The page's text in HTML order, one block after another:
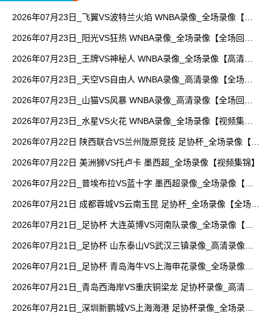
2026年07月23日_飞翼VS波特兰火焰 WNBA录像_全场录像【视
2026年07月23日_阳光VS狂热 WNBA录像_全场录像【全场回
2026年07月23日_王牌VS神秘人 WNBA录像_全场录像【高清回
2026年07月23日_天空VS自由人 WNBA录像_高清录像【全场回
2026年07月23日_山猫VS风暴 WNBA录像_高清录像【全场回
2026年07月23日_水星VS火花 WNBA录像_全场录像【视频集
2026年07月22日 陕西联合VS兰州陇原竞技 足协杯_全场录像【全
2026年07月22日 美洲狮VS托卢卡 墨西超_全场录像【视频集锦】
2026年07月22日_普埃布拉VS蓝十字 墨西超录像_全场录像【高
2026年07月21日 成都蓉城VS云南玉昆 足协杯_全场录像【全场回
2026年07月21日_足协杯 大连英博VS河南队录像_全场录像【全
2026年07月21日_足协杯 山东泰山VS武汉三镇录像_高清录像
2026年07月21日_足协杯 青岛海牛VS上海申花录像_全场录像
2026年07月21日_青岛西海岸VS重庆铜梁龙 足协杯录像_高清录
2026年07月21日_深圳新鹏城VS上海海港 足协杯录像_全场录像